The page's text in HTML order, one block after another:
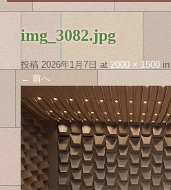
img_3082.jpg
投稿2026年1月7日 at 2000 × 1500 in
← 前へ